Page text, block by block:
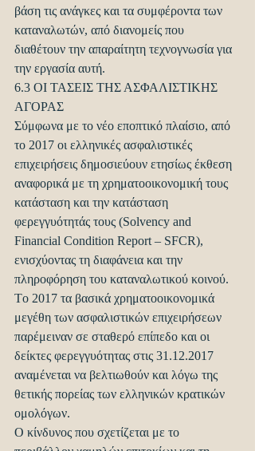
βάση τις ανάγκες και τα συμφέροντα των
καταναλωτών, από διανομείς που
διαθέτουν την απαραίτητη τεχνογνωσία για
την εργασία αυτή.
6.3 ΟΙ ΤΑΣΕΙΣ ΤΗΣ ΑΣΦΑΛΙΣΤΙΚΗΣ
ΑΓΟΡΑΣ
Σύμφωνα με το νέο εποπτικό πλαίσιο, από
το 2017 οι ελληνικές ασφαλιστικές
επιχειρήσεις δημοσιεύουν ετησίως έκθεση
αναφορικά με τη χρηματοοικονομική τους
κατάσταση και την κατάσταση
φερεγγυότητάς τους (Solvency and
Financial Condition Report – SFCR),
ενισχύοντας τη διαφάνεια και την
πληροφόρηση του καταναλωτικού κοινού.
Tο 2017 τα βασικά χρηματοοικονομικά
μεγέθη των ασφαλιστικών επιχειρήσεων
παρέμειναν σε σταθερό επίπεδο και οι
δείκτες φερεγγυότητας στις 31.12.2017
αναμένεται να βελτιωθούν και λόγω της
θετικής πορείας των ελληνικών κρατικών
ομολόγων.
Ο κίνδυνος που σχετίζεται με το